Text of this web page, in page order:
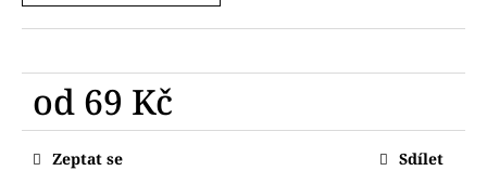
od 69 Kč
Měrná
cena:Zeptat se Sdílet
u
e
m
e